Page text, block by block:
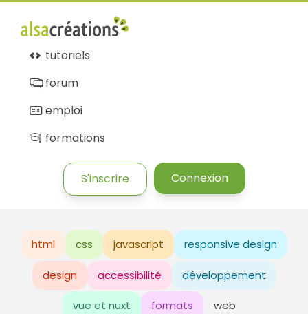
tutoriels
forum
emploi
formations
S'inscrire Connexion
html css javascript responsive design
design accessibilité développement
vue et nuxt formats web